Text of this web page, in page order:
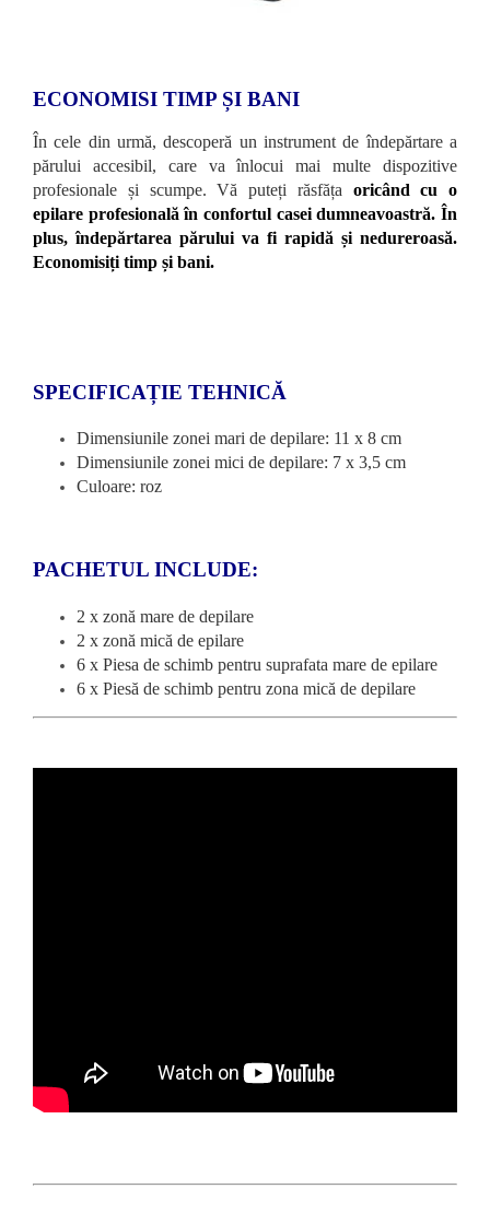
ECONOMISI TIMP ȘI BANI
În cele din urmă, descoperă un instrument de îndepărtare a
părului accesibil, care va înlocui mai multe dispozitive
profesionale și scumpe. Vă puteți răsfăța oricând cu o
epilare profesională în confortul casei dumneavoastră. În
plus, îndepărtarea părului va fi rapidă și nedureroasă.
Economisiți timp și bani.
SPECIFICAȚIE TEHNICĂ
Dimensiunile zonei mari de depilare: 11 x 8 cm
Dimensiunile zonei mici de depilare: 7 x 3,5 cm
Culoare: roz
PACHETUL INCLUDE:
2 x zonă mare de depilare
2 x zonă mică de epilare
6 x Piesa de schimb pentru suprafata mare de epilare
6 x Piesă de schimb pentru zona mică de depilare